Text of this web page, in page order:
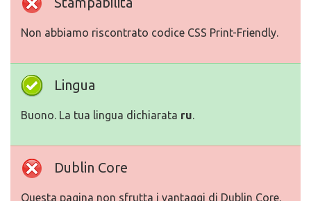
Non abbiamo riscontrato codice CSS Print-Friendly.
Lingua
Buono. La tua lingua dichiarata ru.
Dublin Core
Questa pagina non sfrutta i vantaggi di Dublin Core.